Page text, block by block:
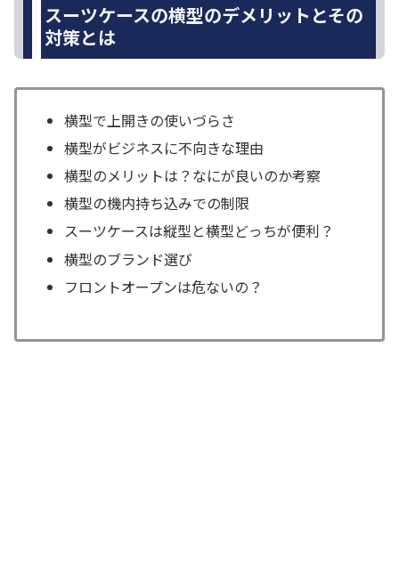
スーツケースの横型のデメリットとその
対策とは
横型で上開きの使いづらさ
横型がビジネスに不向きな理由
横型のメリットは？なにが良いのか考察
横型の機内持ち込みでの制限
スーツケースは縦型と横型どっちが便利？
横型のブランド選び
フロントオープンは危ないの？